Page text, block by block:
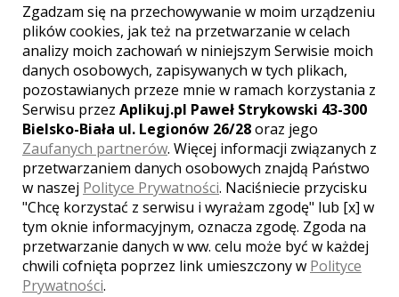
Opinie o fotografie (0)
[ brak komentarzy ]
Zobacz także galerie
innych fotografów
Zgadzam się na przechowywanie w moim urządzeniu
plików cookies, jak też na przetwarzanie w celach
analizy moich zachowań w niniejszym Serwisie moich
danych osobowych, zapisywanych w tych plikach,
pozostawianych przeze mnie w ramach korzystania z
Serwisu przez Aplikuj.pl Paweł Strykowski 43-300
Bielsko-Biała ul. Legionów 26/28oraz jego
Zaufanych partnerów. Więcej informacji związanych z
przetwarzaniem danych osobowych znajdą Państwo
w naszej Polityce Prywatności. Naciśniecie przycisku
"Chcę korzystać z serwisu i wyrażam zgodę" lub [x] w
tym oknie informacyjnym, oznacza zgodę. Zgoda na
przetwarzanie danych w ww. celu może być w każdej
chwili cofnięta poprzez link umieszczony w Polityce
Prywatności.